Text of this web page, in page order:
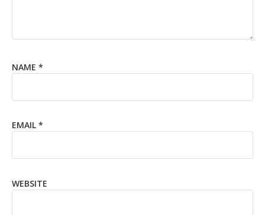
NAME *
EMAIL *
WEBSITE